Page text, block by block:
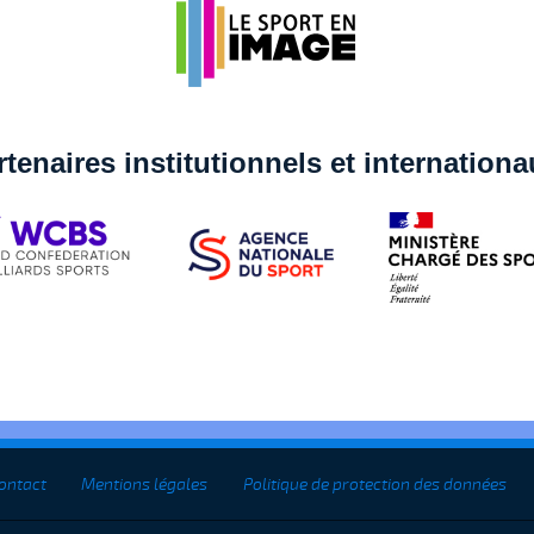
institutionnels et
Mentions légales Politique de protection des données